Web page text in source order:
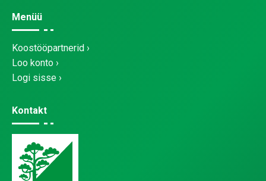
Menüü
Koostööpartnerid
Loo konto
Logi sisse
Kontakt